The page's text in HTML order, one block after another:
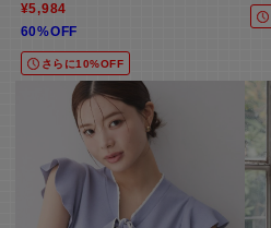
¥5,984
60%OFF
さらに10%OFF